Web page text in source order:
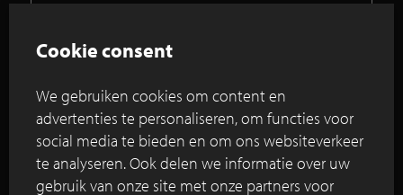
Lees verder
Visie en inrichtingsplan haagstreek,
Leidschendam
Cookie consent
We gebruiken cookies om content en
advertenties te personaliseren, om functies voor
social media te bieden en om ons websiteverkeer
te analyseren. Ook delen we informatie over uw
gebruik van onze site met onze partners voor